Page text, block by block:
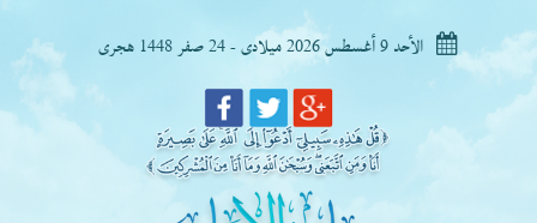
الأحد 9 أغسطس 2026 ميلادى - 24 صفر 1448 هجرى